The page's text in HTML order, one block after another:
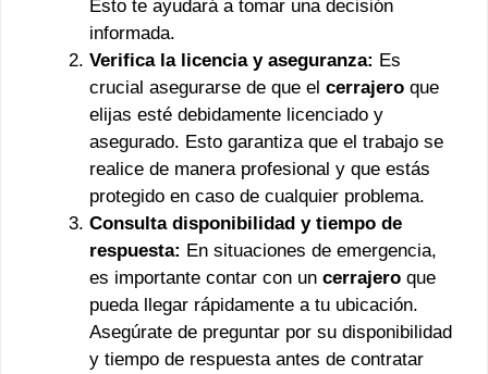
Esto te ayudará a tomar una decisión
informada.
Verifica la licencia y aseguranza: Es
crucial asegurarse de que el cerrajero que
elijas esté debidamente licenciado y
asegurado. Esto garantiza que el trabajo se
realice de manera profesional y que estás
protegido en caso de cualquier problema.
Consulta disponibilidad y tiempo de
respuesta: En situaciones de emergencia,
es importante contar con un cerrajero que
pueda llegar rápidamente a tu ubicación.
Asegúrate de preguntar por su disponibilidad
y tiempo de respuesta antes de contratar